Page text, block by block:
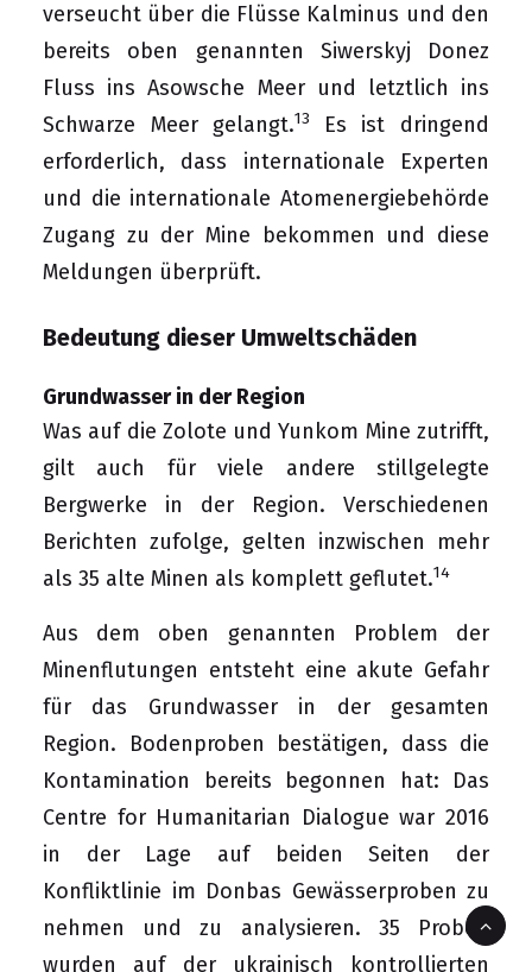
verseucht über die Flüsse Kalminus und den
bereits oben genannten Siwerskyj Donez
Fluss ins Asowsche Meer und letztlich ins
Schwarze Meer gelangt.13
Es ist dringend
erforderlich, dass internationale Experten
und die internationale Atomenergiebehörde
Zugang zu der Mine bekommen und diese
Meldungen überprüft.
Bedeutung dieser Umweltschäden
Grundwasser in der Region
Was auf die Zolote und Yunkom Mine zutrifft,
gilt auch für viele andere stillgelegte
Bergwerke in der Region. Verschiedenen
Berichten zufolge, gelten inzwischen mehr
als 35 alte Minen als komplett geflutet.14
Aus dem oben genannten Problem der
Minenflutungen entsteht eine akute Gefahr
für das Grundwasser in der gesamten
Region. Bodenproben bestätigen, dass die
Kontamination bereits begonnen hat: Das
Centre for Humanitarian Dialogue war 2016
in der Lage auf beiden Seiten der
Konfliktlinie im Donbas Gewässerproben zu
nehmen und zu analysieren. 35 Proben
wurden auf der ukrainisch kontrollierten